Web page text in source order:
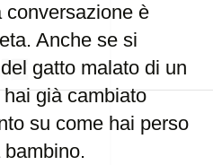
conversazione è
Anche se si
gatto malato di un
già cambiato
su come hai perso